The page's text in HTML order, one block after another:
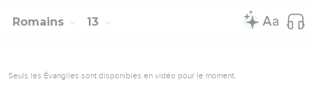
Romains 13
Seuls les Évangiles sont disponibles en vidéo pour le moment.